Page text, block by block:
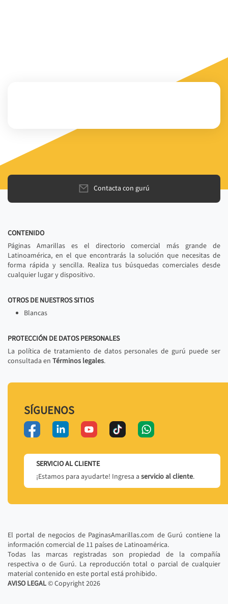
Contacta con gurú
CONTENIDO
Páginas Amarillas es el directorio comercial más grande de
Latinoamérica, en el que encontrarás la solución que necesitas de
forma rápida y sencilla. Realiza tus búsquedas comerciales desde
cualquier lugar y dispositivo.
OTROS DE NUESTROS SITIOS
Blancas
PROTECCIÓN DE DATOS PERSONALES
La política de tratamiento de datos personales de gurú puede ser
consultada en Términos legales.
SÍGUENOS
SERVICIO AL CLIENTE
¡Estamos para ayudarte! Ingresa a servicio al cliente.
El portal de negocios de PaginasAmarillas.com de Gurú contiene la
información comercial de 11 países de Latinoamérica.
Todas las marcas registradas son propiedad de la compañía
respectiva o de Gurú. La reproducción total o parcial de cualquier
material contenido en este portal está prohibido.
AVISO LEGAL© Copyright2026